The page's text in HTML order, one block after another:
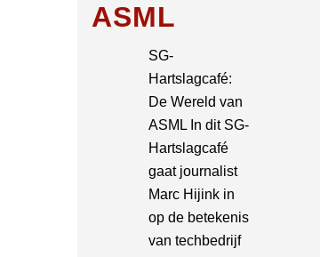
ASML
SG-
Hartslagcafé:
De Wereld van
ASML In dit SG-
Hartslagcafé
gaat journalist
Marc Hijink in
op de betekenis
van techbedrijf